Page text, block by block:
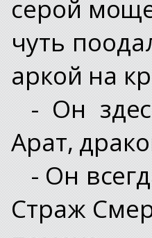
серой
чуть
аркой на
- Он
Арат,
- Он
Страж